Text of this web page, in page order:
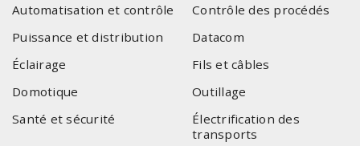
Automatisation et contrôle
Contrôle des procédés
Puissance et distribution
Datacom
Éclairage
Fils et câbles
Domotique
Outillage
Santé et sécurité
Électrification des
transports